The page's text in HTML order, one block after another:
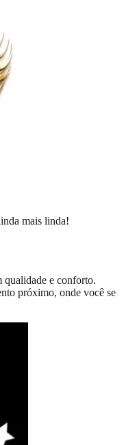
mais linda!
qualidade e conforto.
próximo, onde você se